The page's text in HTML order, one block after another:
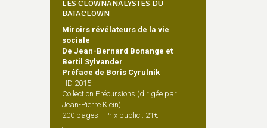
LES CLOWNANALYSTES DU
BATACLOWN
Miroirs révélateurs de la vie
sociale
De Jean-Bernard Bonange et
Bertil Sylvander
Préface de Boris Cyrulnik
HD 2015
Collection Précursions (dirigée par
Jean-Pierre Klein)
200 pages - Prix public : 21€